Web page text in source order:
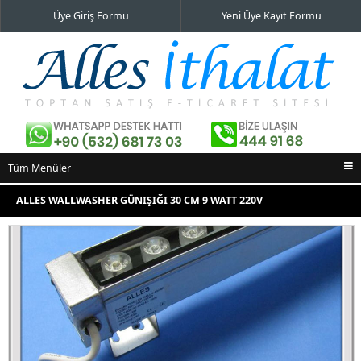
Üye Giriş Formu Yeni Üye Kayıt Formu
Tüm Menüler
Ana Sayfa
İndirimli Ürünler
Yeni Eklenenler
En Çok Satılanlar
İletişim Bilgileri
Alışveriş Sepeti
ALLES WALLWASHER GÜNIŞIĞI 30 CM 9 WATT 220V